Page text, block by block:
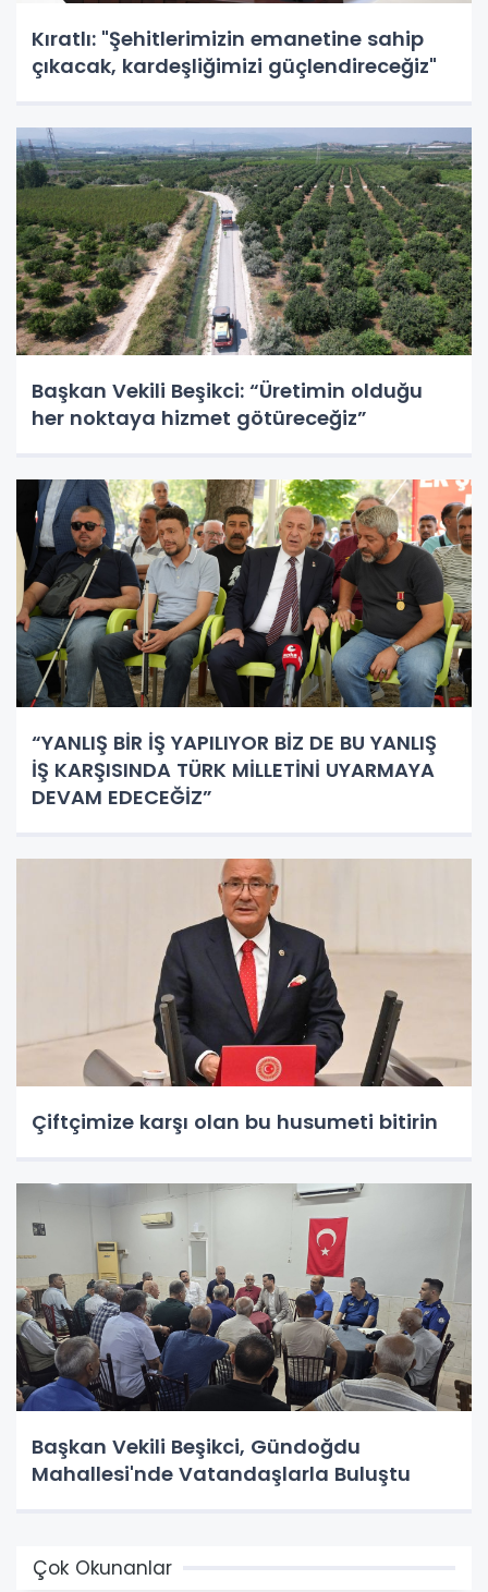
Kıratlı: "Şehitlerimizin emanetine sahip
çıkacak, kardeşliğimizi güçlendireceğiz"
Başkan Vekili Beşikci: “Üretimin olduğu
her noktaya hizmet götüreceğiz”
“YANLIŞ BİR İŞ YAPILIYOR BİZ DE BU YANLIŞ
İŞ KARŞISINDA TÜRK MİLLETİNİ UYARMAYA
DEVAM EDECEĞİZ”
Çiftçimize karşı olan bu husumeti bitirin
Başkan Vekili Beşikci, Gündoğdu
Mahallesi'nde Vatandaşlarla Buluştu
Çok Okunanlar